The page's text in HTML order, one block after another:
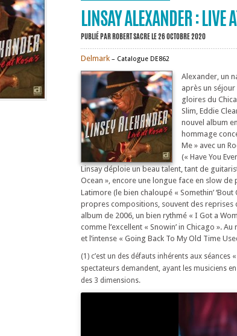
LINSAY ALEXANDER : LIVE
PUBLIÉ PARROBERT SACRELE 26 OCTOBRE 2020
Delmark – Catalogue DE862
Alexander, un
après un
gloires du
Slim, Eddie
nouvel album
hommage
Me » avec un
(« Have You
Linsay déploie un beau talent, tant de
Ocean », encore une longue face en slow de
Latimore (le bien chaloupé « Somethin’
propres compositions, souvent des reprises
album de 2006, un bien rythmé « I Got a
comme l’excellent « Snowin’ in Chicago ».
et l’intense « Going Back To My Old Time
(1) c’est un des défauts inhérents aux
spectateurs demandent, ayant les musiciens
des 3 dimensions.